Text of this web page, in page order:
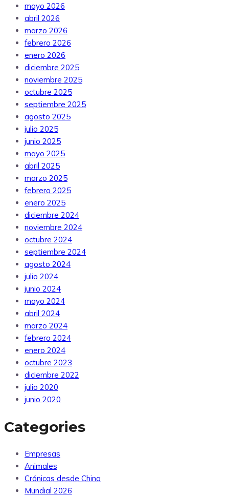
mayo 2026
abril 2026
marzo 2026
febrero 2026
enero 2026
diciembre 2025
noviembre 2025
octubre 2025
septiembre 2025
agosto 2025
julio 2025
junio 2025
mayo 2025
abril 2025
marzo 2025
febrero 2025
enero 2025
diciembre 2024
noviembre 2024
octubre 2024
septiembre 2024
agosto 2024
julio 2024
junio 2024
mayo 2024
abril 2024
marzo 2024
febrero 2024
enero 2024
octubre 2023
diciembre 2022
julio 2020
junio 2020
Categories
Empresas
Animales
Crónicas desde China
Mundial 2026